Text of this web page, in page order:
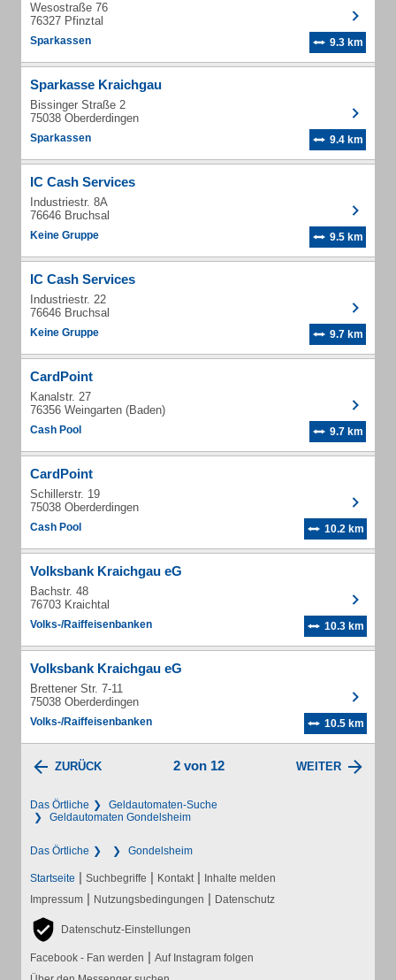
Wesostraße 76
76327 Pfinztal
Sparkassen 9.3 km
Sparkasse Kraichgau
Bissinger Straße 2
75038 Oberderdingen
Sparkassen 9.4 km
IC Cash Services
Industriestr. 8A
76646 Bruchsal
Keine Gruppe 9.5 km
IC Cash Services
Industriestr. 22
76646 Bruchsal
Keine Gruppe 9.7 km
CardPoint
Kanalstr. 27
76356 Weingarten (Baden)
Cash Pool 9.7 km
CardPoint
Schillerstr. 19
75038 Oberderdingen
Cash Pool 10.2 km
Volksbank Kraichgau eG
Bachstr. 48
76703 Kraichtal
Volks-/Raiffeisenbanken 10.3 km
Volksbank Kraichgau eG
Brettener Str. 7-11
75038 Oberderdingen
Volks-/Raiffeisenbanken 10.5 km
ZURÜCK 2 von 12 WEITER
Das Örtliche
Geldautomaten-Suche
Geldautomaten Gondelsheim
Das Örtliche Gondelsheim
Startseite | Suchbegriffe | Kontakt | Inhalte melden
Impressum | Nutzungsbedingungen | Datenschutz
Datenschutz-Einstellungen
Facebook - Fan werden | Auf Instagram folgen